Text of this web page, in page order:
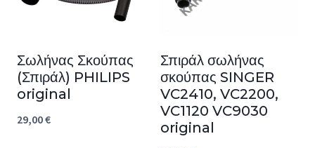
Σωλήνας Σκούπας
(Σπιράλ) PHILIPS
original
29,00€
Σπιράλ σωλήνας
σκούπας SINGER
VC2410, VC2200,
VC1120 VC9030
original